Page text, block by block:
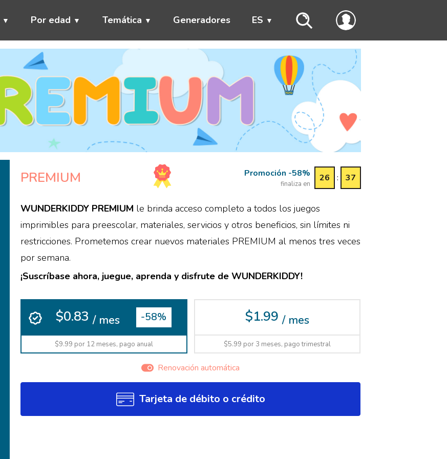
Por edad Temática Generadores ES
PREMIUM Promoción -58%
finaliza en
26 : 37
WUNDERKIDDY PREMIUM le brinda acceso completo a todos los juegos
imprimibles para preescolar, materiales, servicios y otros beneficios, sin límites ni
restricciones. Prometemos crear nuevos materiales PREMIUM al menos tres veces
por semana.
¡Suscríbase ahora, juegue, aprenda y disfrute de WUNDERKIDDY!
$0.83 / mes -58%
$9.99 por 12 meses, pago anual
$1.99 / mes
$5.99 por 3 meses, pago trimestral
Renovación automática
Tarjeta de débito o crédito